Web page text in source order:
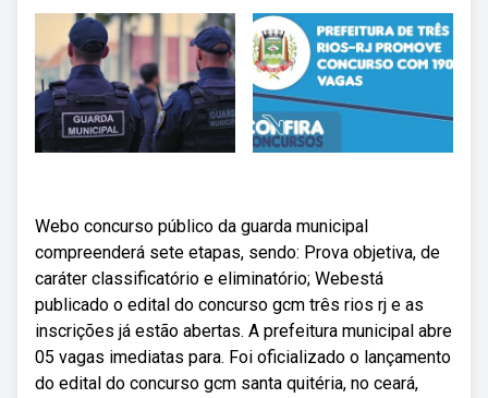
Webo concurso público da guarda municipal
compreenderá sete etapas, sendo: Prova objetiva, de
caráter classificatório e eliminatório; Webestá
publicado o edital do concurso gcm três rios rj e as
inscrições já estão abertas. A prefeitura municipal abre
05 vagas imediatas para. Foi oficializado o lançamento
do edital do concurso gcm santa quitéria, no ceará,